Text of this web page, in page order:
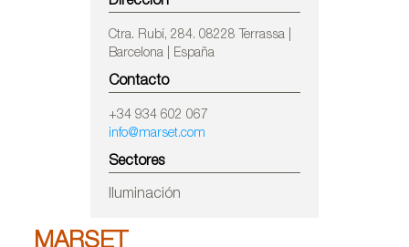
Ctra. Rubí, 284. 08228 Terrassa |
Barcelona | España
Contacto
+34 934 602 067
info@marset.com
Sectores
Iluminación
MARSET